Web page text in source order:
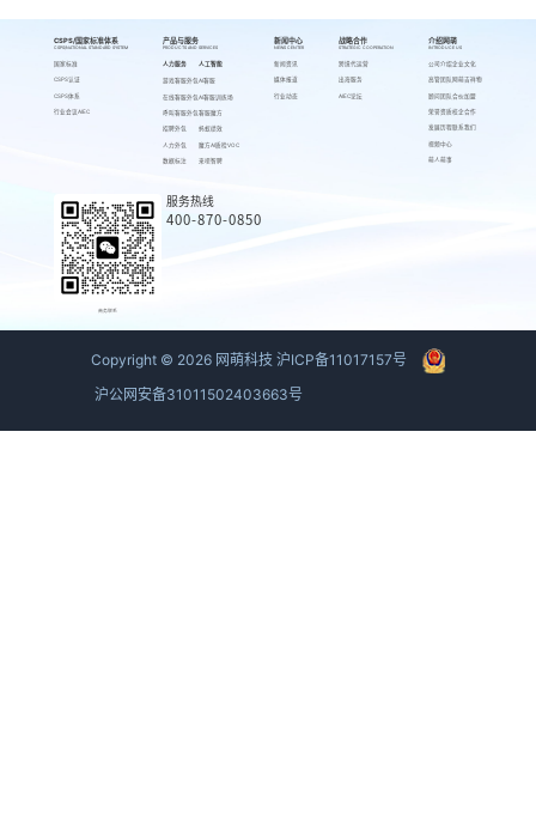
CSPS/国家标准体系
CSPS/NATIONAL STANDARD SYSTEM
国家标准
CSPS认证
CSPS体系
行业会议AIEC
产品与服务
PRODUCTS AND SERVICES
人力服务
游戏客服外包
在线客服外包
呼叫客服外包
招聘外包
人力外包
数据标注
人工智能
AI客服
AI客服训练场
客服魔方
蚂蚁绩效
魔方AI质检VOC
来呗智聘
新闻中心
NEWS CENTER
新闻资讯
媒体报道
行业动态
战略合作
STRATEGIC COOPERATION
跨境代运营
出海服务
AIEC论坛
介绍网萌
INTRODUCE US
公司介绍
高管团队
顾问团队
荣誉资质
发展历程
视频中心
萌人萌事
企业文化
网萌吉祥物
合伙加盟
校企合作
联系我们
商务联系
服务热线
400-870-0850
Copyright © 2026 网萌科技 沪ICP备11017157号
沪公网安备31011502403663号